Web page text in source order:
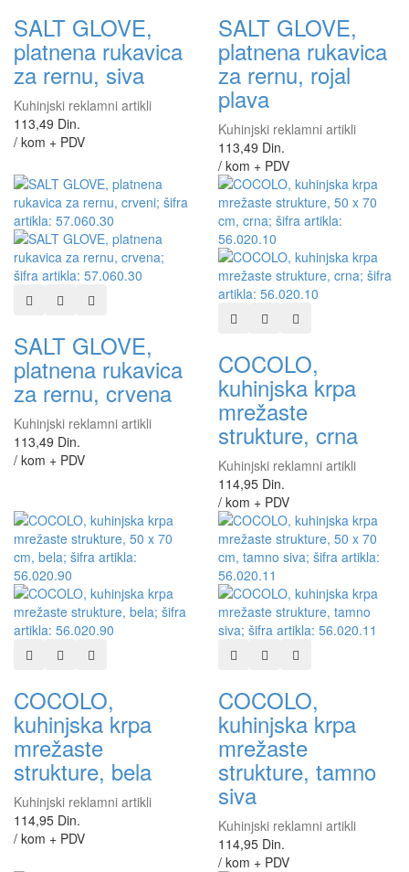
SALT GLOVE,
platnena rukavica
za rernu, siva
Kuhinjski reklamni artikli
113,49 Din.
/ kom + PDV
SALT GLOVE,
platnena rukavica
za rernu, rojal
plava
Kuhinjski reklamni artikli
113,49 Din.
/ kom + PDV
Dodaj u listu želja
Dodaj u listu za poređenje
SALT GLOVE,
platnena rukavica
za rernu, crvena
Kuhinjski reklamni artikli
113,49 Din.
/ kom + PDV
Dodaj u listu želja
Dodaj u listu za
COCOLO,
kuhinjska krpa
mrežaste
strukture, crna
Kuhinjski reklamni artikli
114,95 Din.
/ kom + PDV
Dodaj u listu želja
Dodaj u listu za poređenje
COCOLO,
kuhinjska krpa
mrežaste
strukture, bela
Kuhinjski reklamni artikli
114,95 Din.
/ kom + PDV
Dodaj u listu želja
Dodaj u listu za
COCOLO,
kuhinjska krpa
mrežaste
strukture, tamno
siva
Kuhinjski reklamni artikli
114,95 Din.
/ kom + PDV